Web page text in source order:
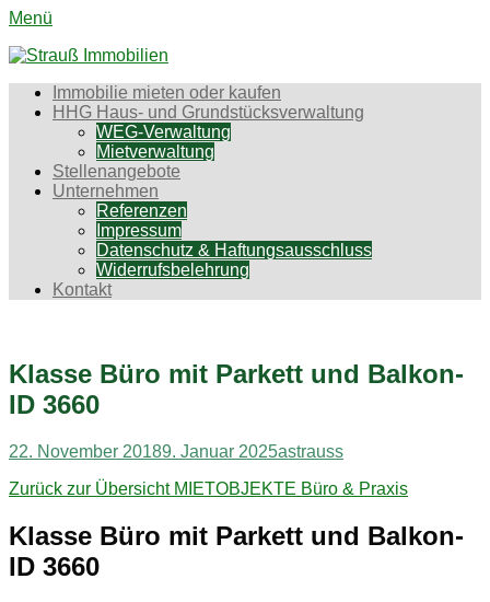
Menü
Strauß Immobilien
Erstes
Menü
Zum
Inhalt:
Immobilie mieten oder kaufen
HHG Haus- und Grundstücksverwaltung
WEG-Verwaltung
Mietverwaltung
Stellenangebote
Unternehmen
Referenzen
Impressum
Datenschutz & Haftungsausschluss
Widerrufsbelehrung
Kontakt
Klasse Büro mit Parkett und Balkon-
ID 3660
Gepostet
22. November 20189. Januar 2025Autor
astrauss
Zurück zur Übersicht MIETOBJEKTE Büro & Praxis
Klasse Büro mit Parkett und Balkon-
ID 3660